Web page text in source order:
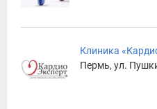
Клиника
Пермь, ул.